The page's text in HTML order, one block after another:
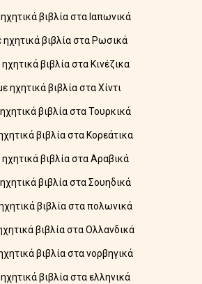
βιβλία στα Ιαπωνικά
ηχητικά βιβλία στα Ρωσικά
βιβλία στα Κινέζικα
ηχητικά βιβλία στα Χίντι
βιβλία στα Τουρκικά
βιβλία στα Κορεάτικα
βιβλία στα Αραβικά
βιβλία στα Σουηδικά
βιβλία στα πολωνικά
βιβλία στα Ολλανδικά
βιβλία στα νορβηγικά
βιβλία στα ελληνικά